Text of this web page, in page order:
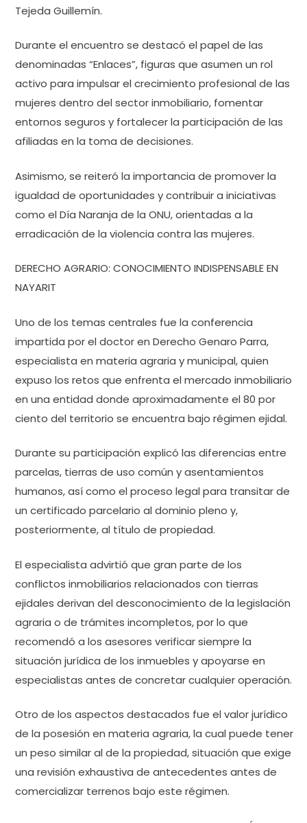
Tejeda Guillemín.
Durante el encuentro se destacó el papel de las
denominadas “Enlaces”, figuras que asumen un rol
activo para impulsar el crecimiento profesional de las
mujeres dentro del sector inmobiliario, fomentar
entornos seguros y fortalecer la participación de las
afiliadas en la toma de decisiones.
Asimismo, se reiteró la importancia de promover la
igualdad de oportunidades y contribuir a iniciativas
como el Día Naranja de la ONU, orientadas a la
erradicación de la violencia contra las mujeres.
DERECHO AGRARIO: CONOCIMIENTO INDISPENSABLE EN
NAYARIT
Uno de los temas centrales fue la conferencia
impartida por el doctor en Derecho Genaro Parra,
especialista en materia agraria y municipal, quien
expuso los retos que enfrenta el mercado inmobiliario
en una entidad donde aproximadamente el 80 por
ciento del territorio se encuentra bajo régimen ejidal.
Durante su participación explicó las diferencias entre
parcelas, tierras de uso común y asentamientos
humanos, así como el proceso legal para transitar de
un certificado parcelario al dominio pleno y,
posteriormente, al título de propiedad.
El especialista advirtió que gran parte de los
conflictos inmobiliarios relacionados con tierras
ejidales derivan del desconocimiento de la legislación
agraria o de trámites incompletos, por lo que
recomendó a los asesores verificar siempre la
situación jurídica de los inmuebles y apoyarse en
especialistas antes de concretar cualquier operación.
Otro de los aspectos destacados fue el valor jurídico
de la posesión en materia agraria, la cual puede tener
un peso similar al de la propiedad, situación que exige
una revisión exhaustiva de antecedentes antes de
comercializar terrenos bajo este régimen.